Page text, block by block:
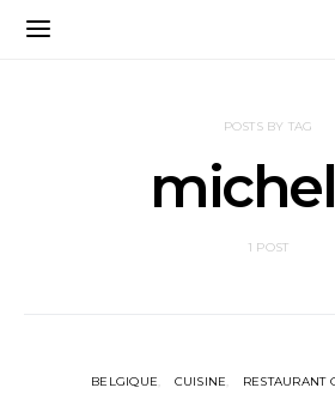
POSTS BY TAG
1 POST
BELGIQUE CUISINE RESTAURANT